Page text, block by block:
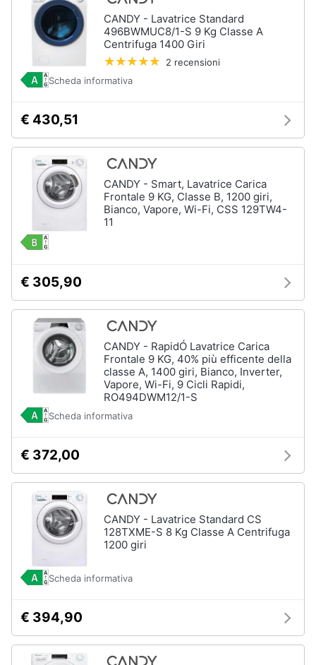
CANDY - Lavatrice Standard
496BWMUC8/1-S 9 Kg Classe A
Centrifuga 1400 Giri
2 recensioni
Scheda informativa
€ 430,51
CANDY - Smart, Lavatrice Carica
Frontale 9 KG, Classe B, 1200 giri,
Bianco, Vapore, Wi-Fi, CSS 129TW4-
11
€ 305,90
CANDY - RapidÓ Lavatrice Carica
Frontale 9 KG, 40% più efficente della
classe A, 1400 giri, Bianco, Inverter,
Vapore, Wi-Fi, 9 Cicli Rapidi,
RO494DWM12/1-S
Scheda informativa
€ 372,00
CANDY - Lavatrice Standard CS
128TXME-S 8 Kg Classe A Centrifuga
1200 giri
Scheda informativa
€ 394,90